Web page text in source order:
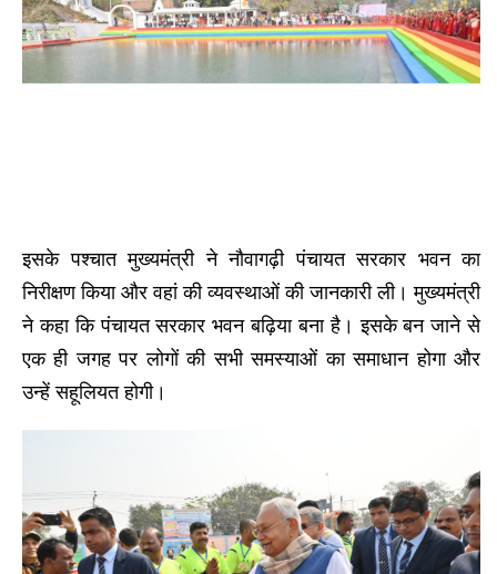
इसके पश्चात मुख्यमंत्री ने नौवागढ़ी पंचायत सरकार भवन का
निरीक्षण किया और वहां की व्यवस्थाओं की जानकारी ली। मुख्यमंत्री
ने कहा कि पंचायत सरकार भवन बढ़िया बना है। इसके बन जाने से
एक ही जगह पर लोगों की सभी समस्याओं का समाधान होगा और
उन्हें सहूलियत होगी।